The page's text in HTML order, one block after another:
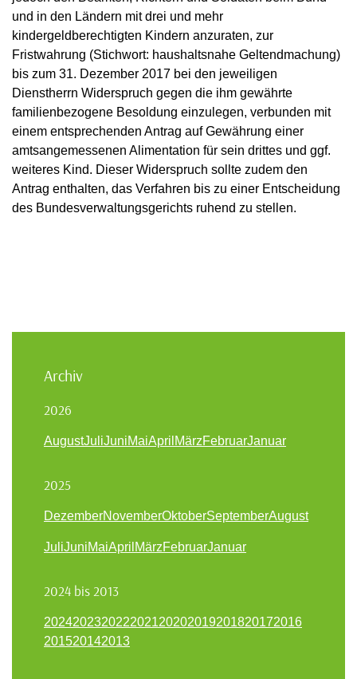
und in den Ländern mit drei und mehr
kindergeldberechtigten Kindern anzuraten, zur
Fristwahrung (Stichwort: haushaltsnahe Geltendmachung)
bis zum 31. Dezember 2017 bei den jeweiligen
Dienstherrn Widerspruch gegen die ihm gewährte
familienbezogene Besoldung einzulegen, verbunden mit
einem entsprechenden Antrag auf Gewährung einer
amtsangemessenen Alimentation für sein drittes und ggf.
weiteres Kind. Dieser Widerspruch sollte zudem den
Antrag enthalten, das Verfahren bis zu einer Entscheidung
des Bundesverwaltungsgerichts ruhend zu stellen.
Archiv
2026
AugustJuliJuniMaiApril MärzFebruarJanuar
2025
DezemberNovemberOktoberSeptemberAugust
JuliJuniMaiApril MärzFebruarJanuar
2024 bis 2013
202420232022202120202019201820172016
201520142013